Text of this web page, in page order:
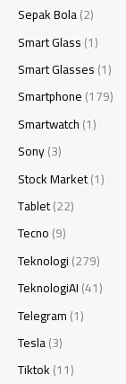
Sepak Bola(2)
Smart Glass(1)
Smart Glasses(1)
Smartphone(179)
Smartwatch(1)
Sony(3)
Stock Market(1)
Tablet(22)
Tecno(9)
Teknologi(279)
TeknologiAI(41)
Telegram(1)
Tesla(3)
Tiktok(11)